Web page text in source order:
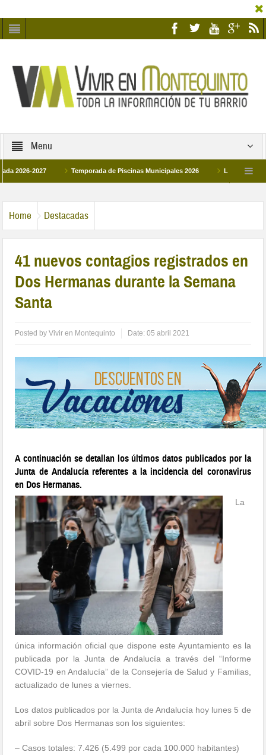
Menu
2027 Temporada de Piscinas Municipales 2026 Los Campus de
Home Destacadas
41 nuevos contagios registrados en
Dos Hermanas durante la Semana
Santa
Posted byVivir en Montequinto Date:05 abril 2021
A continuación se detallan los últimos datos publicados por la
Junta de Andalucía referentes a la incidencia del coronavirus
en Dos Hermanas.
La
única información oficial que dispone este Ayuntamiento es la
publicada por la Junta de Andalucía a través del “Informe
COVID-19 en Andalucía” de la Consejería de Salud y Familias,
actualizado de lunes a viernes.
Los datos publicados por la Junta de Andalucía hoy lunes 5 de
abril sobre Dos Hermanas son los siguientes:
– Casos totales: 7.426 (5.499 por cada 100.000 habitantes)